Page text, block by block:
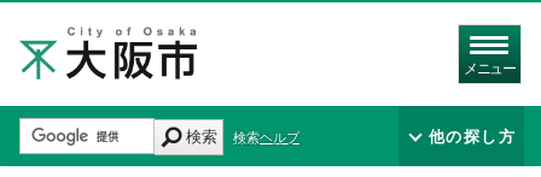
メニュー
検索 検索ヘルプ 他の探し方